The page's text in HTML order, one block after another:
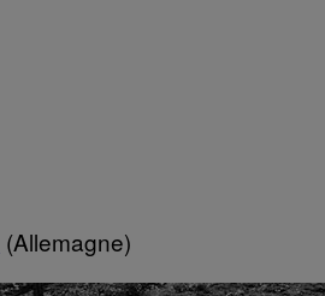
(Allemagne)